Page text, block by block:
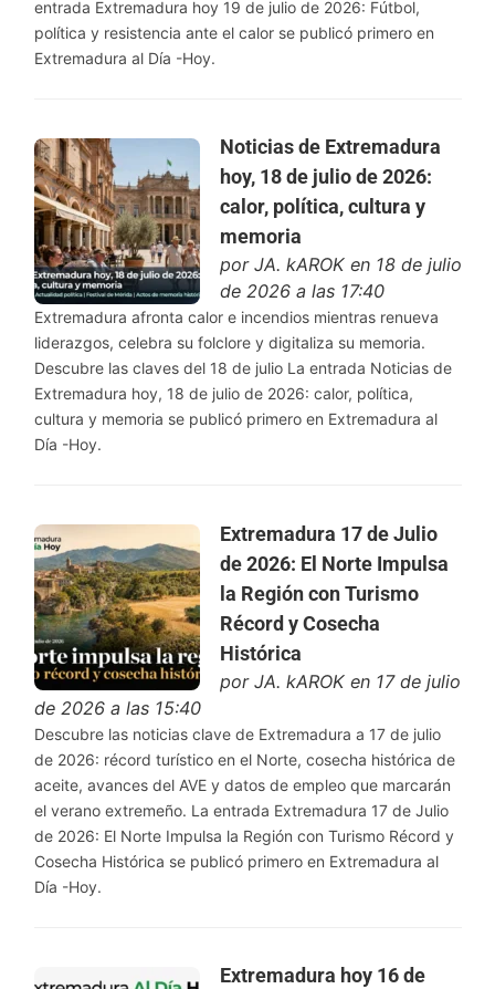
entrada Extremadura hoy 19 de julio de 2026: Fútbol,
política y resistencia ante el calor se publicó primero en
Extremadura al Día -Hoy.
Noticias de Extremadura
hoy, 18 de julio de 2026:
calor, política, cultura y
memoria
por JA. kAROKen 18 de julio
de 2026 a las 17:40
Extremadura afronta calor e incendios mientras renueva
liderazgos, celebra su folclore y digitaliza su memoria.
Descubre las claves del 18 de julio La entrada Noticias de
Extremadura hoy, 18 de julio de 2026: calor, política,
cultura y memoria se publicó primero en Extremadura al
Día -Hoy.
Extremadura 17 de Julio
de 2026: El Norte Impulsa
la Región con Turismo
Récord y Cosecha
Histórica
por JA. kAROKen 17 de julio
de 2026 a las 15:40
Descubre las noticias clave de Extremadura a 17 de julio
de 2026: récord turístico en el Norte, cosecha histórica de
aceite, avances del AVE y datos de empleo que marcarán
el verano extremeño. La entrada Extremadura 17 de Julio
de 2026: El Norte Impulsa la Región con Turismo Récord y
Cosecha Histórica se publicó primero en Extremadura al
Día -Hoy.
Extremadura hoy 16 de